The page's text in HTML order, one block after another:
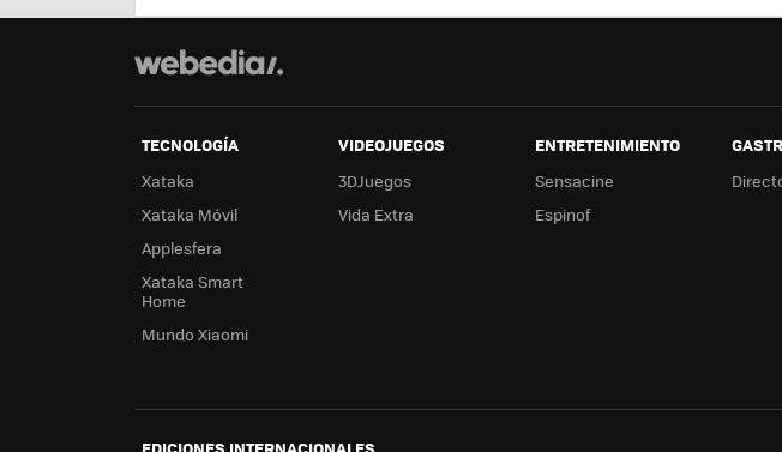
TECNOLOGÍA
Xataka
Xataka Móvil
Applesfera
Xataka Smart
Home
Mundo Xiaomi
VIDEOJUEGOS
3DJuegos
Vida Extra
ENTRETENIMIENTO
Sensacine
Espinof